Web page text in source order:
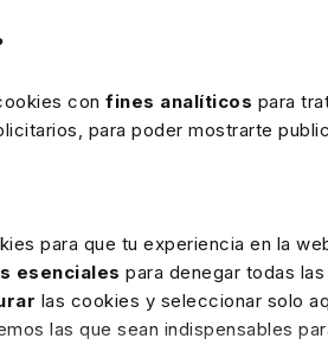
con fines analíticos para
para poder mostrarte
para que tu experiencia en la
esenciales para denegar todas
las cookies y seleccionar solo
las que sean indispensables
la cuantía de este varía en
profesional de dicha
requisitos:
Si el curso tiene un único
del curso y haber